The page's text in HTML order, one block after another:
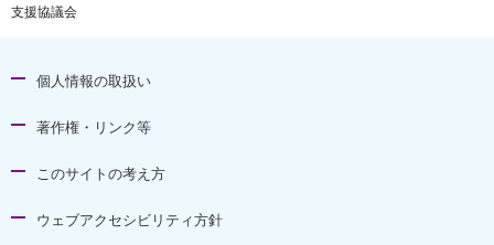
支援協議会
個人情報の取扱い
著作権・リンク等
このサイトの考え方
ウェブアクセシビリティ方針